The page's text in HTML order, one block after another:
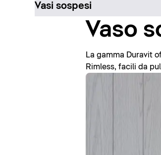
Vasi sospesi
Vaso
La gamma Duravit
Rimless, facili da